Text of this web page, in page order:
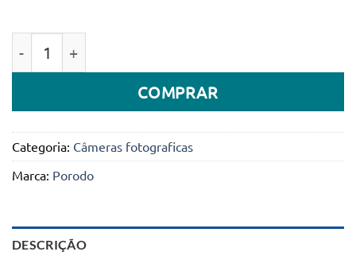
COMPRAR
Categoria: Câmeras fotograficas
Marca: Porodo
DESCRIÇÃO